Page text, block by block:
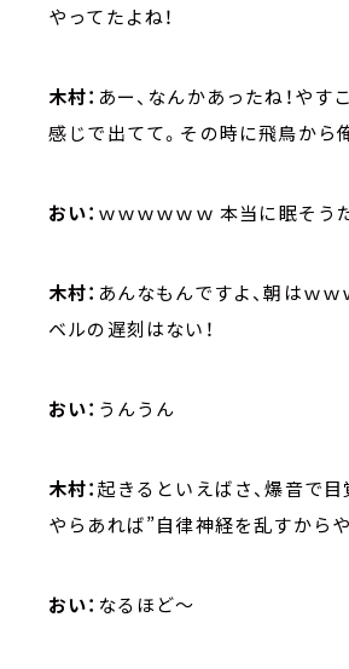
やってたよね！
木村： あー、なんかあったね！や
感じで出てて。その時に飛鳥から
おい： ｗｗｗｗｗｗ 本当に眠そう
木村： あんなもんですよ、朝はｗ
ベルの遅刻はない！
おい： うんうん
木村：起きるといえばさ、爆音で目
やらあれば”自律神経を乱すから
おい： なるほど～